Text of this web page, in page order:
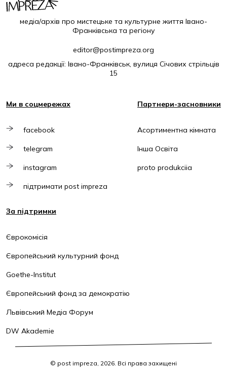
медіа/архів про мистецьке та культурне життя Івано-
Франківська та регіону
editor@postimpreza.org
адреса редакції: Івано-Франківськ, вулиця Січових стрільців
15
Ми в соцмережах
facebook
telegram
instagram
підтримати post impreza
Партнери-засновники
Асортиментна кімната
Інша Освіта
proto produkciia
За підтримки
Єврокомісія
Європейський культурний фонд
Goethe-Institut
Європейський фонд за демократію
Львівський Медіа Форум
DW Akademie
© post impreza, 2026. Всі права захищені